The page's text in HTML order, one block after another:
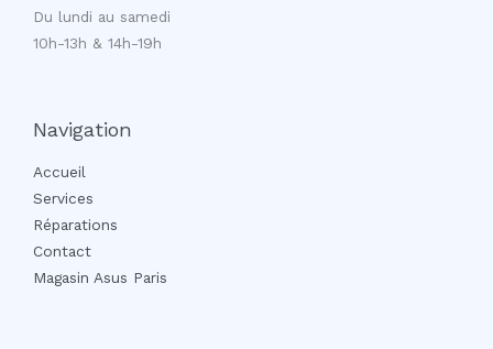
Du lundi au samedi
10h-13h & 14h-19h
Navigation
Accueil
Services
Réparations
Contact
Magasin Asus Paris